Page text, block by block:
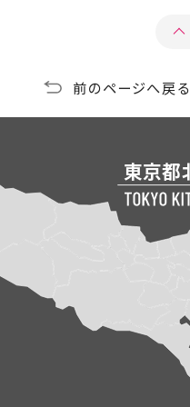
前のページへ戻る